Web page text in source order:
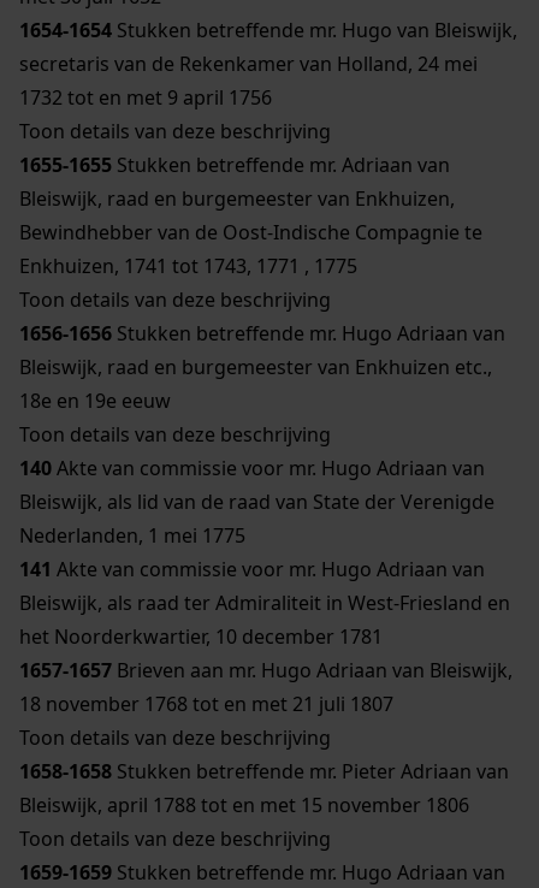
1654-1654 Stukken betreffende mr. Hugo van Bleiswijk,
secretaris van de Rekenkamer van Holland, 24 mei
1732 tot en met 9 april 1756
Toon details van deze beschrijving
1655-1655 Stukken betreffende mr. Adriaan van
Bleiswijk, raad en burgemeester van Enkhuizen,
Bewindhebber van de Oost-Indische Compagnie te
Enkhuizen, 1741 tot 1743, 1771 , 1775
Toon details van deze beschrijving
1656-1656 Stukken betreffende mr. Hugo Adriaan van
Bleiswijk, raad en burgemeester van Enkhuizen etc.,
18e en 19e eeuw
Toon details van deze beschrijving
140Akte van commissie voor mr. Hugo Adriaan van
Bleiswijk, als lid van de raad van State der Verenigde
Nederlanden, 1 mei 1775
141 Akte van commissie voor mr. Hugo Adriaan van
Bleiswijk, als raad ter Admiraliteit in West-Friesland en
het Noorderkwartier, 10 december 1781
1657-1657 Brieven aan mr. Hugo Adriaan van Bleiswijk,
18 november 1768 tot en met 21 juli 1807
Toon details van deze beschrijving
1658-1658 Stukken betreffende mr. Pieter Adriaan van
Bleiswijk, april 1788 tot en met 15 november 1806
Toon details van deze beschrijving
1659-1659 Stukken betreffende mr. Hugo Adriaan van